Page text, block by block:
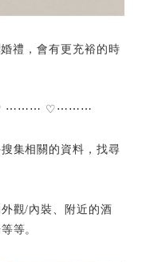
禮，會有更充裕的時
⋯⋯⋯ ♡⋯⋯⋯
集相關的資料，找尋
觀/內裝、附近的酒
等。